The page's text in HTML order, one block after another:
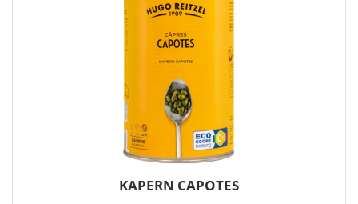
KAPERN CAPOTES